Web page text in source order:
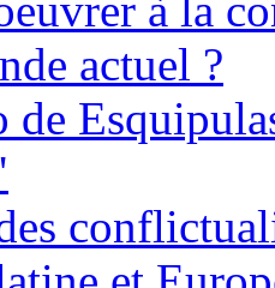
à la
actuel ?
de